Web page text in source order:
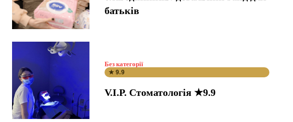
батьків
Без категорії
★ 9.9
V.I.P. Стоматологія ★9.9